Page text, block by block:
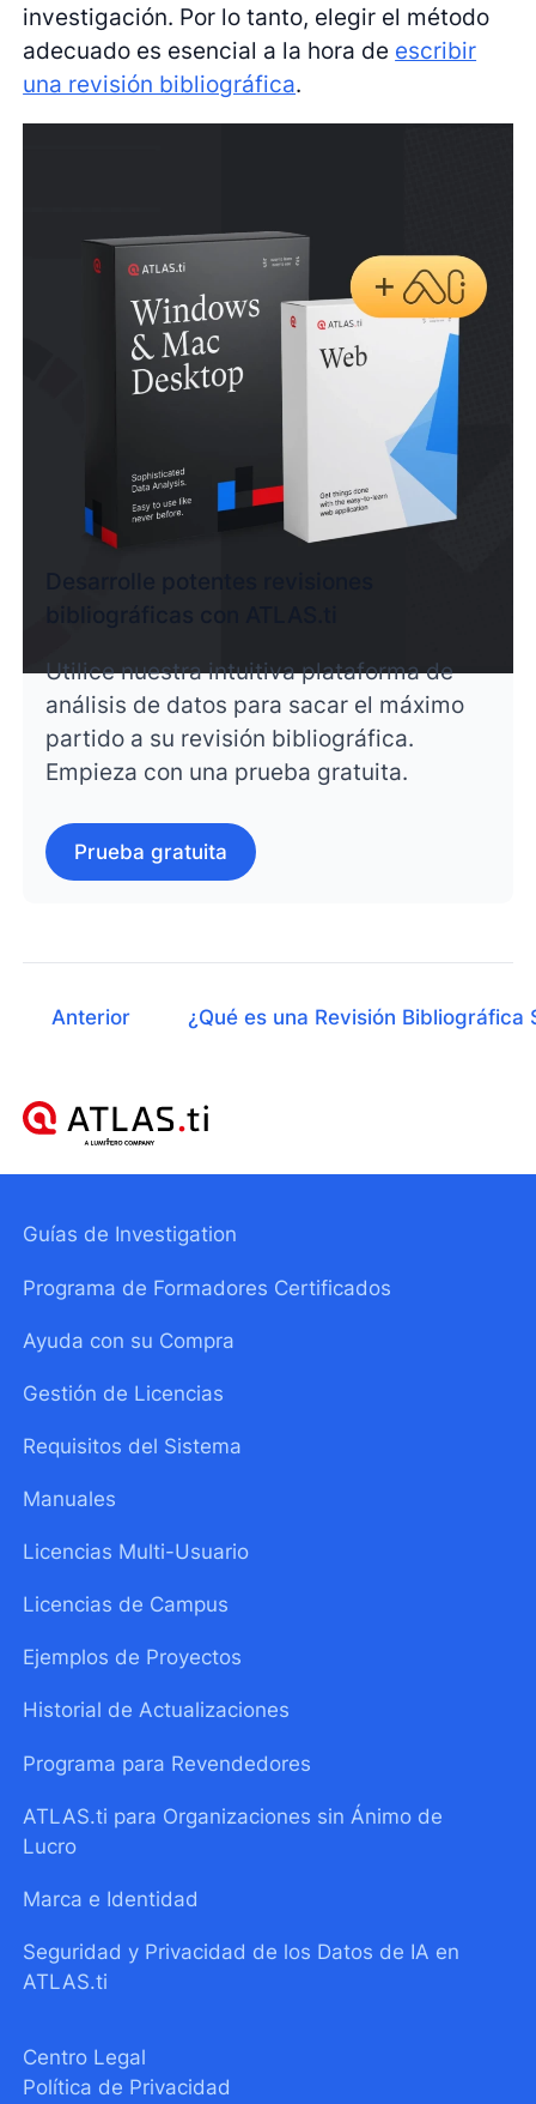
investigación. Por lo tanto, elegir el método
adecuado es esencial a la hora de escribir
una revisión bibliográfica.
Utilice nuestra intuitiva plataforma de
análisis de datos para sacar el máximo
partido a su revisión bibliográfica.
Empieza con una prueba gratuita.
Prueba gratuita
Anterior ¿Qué es una Revisión Bibliográfica
Guías de Investigation
Programa de Formadores Certificados
Ayuda con su Compra
Gestión de Licencias
Requisitos del Sistema
Manuales
Licencias Multi-Usuario
Licencias de Campus
Ejemplos de Proyectos
Historial de Actualizaciones
Programa para Revendedores
ATLAS.ti para Organizaciones sin Ánimo de
Lucro
Marca e Identidad
Seguridad y Privacidad de los Datos de IA en
ATLAS.ti
Centro Legal
Política de Privacidad